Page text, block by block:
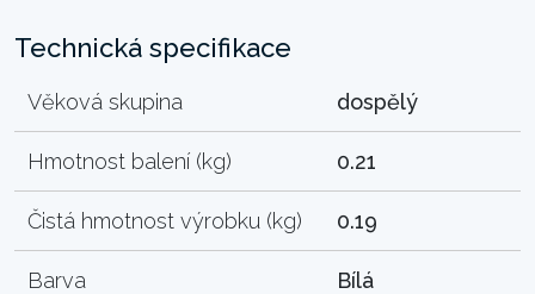
Technická specifikace
Věková skupina dospělý
Hmotnost balení (kg) 0.21
Čistá hmotnost výrobku (kg) 0.19
Barva Bílá